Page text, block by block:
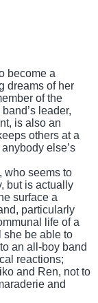
become a
dreams of her
of the
leader,
is also an
others at a
else’s
who seems to
but is actually
surface a
particularly
life of a
she be able to
an all-boy band
reactions;
and Ren, not to
and